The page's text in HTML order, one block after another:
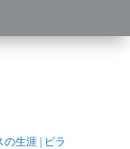
の生涯
ピラ